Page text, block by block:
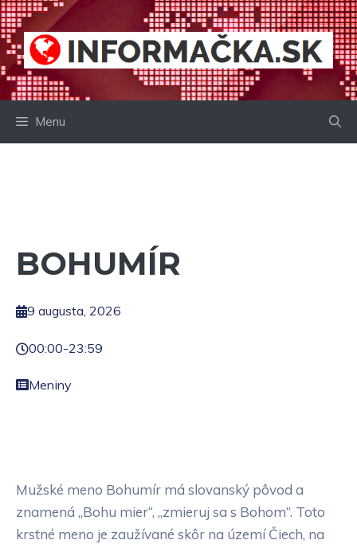
Preskočiť
na
obsah
Menu
BOHUMÍR
9 augusta, 2026
00:00-23:59
Meniny
Mužské meno Bohumír má slovanský pôvod a
znamená „Bohu mier“, „zmieruj sa s Bohom“. Toto
krstné meno je zaužívané skôr na území Čiech, na